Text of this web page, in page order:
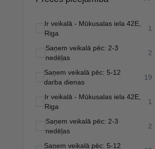
Ir veikalā - Mūkusalas iela 42E,
Riga
1
Saņem veikalā pēc: 2-3
nedēļas
2
Saņem veikalā pēc: 5-12
darba dienas
19
Ir veikalā - Mūkusalas iela 42E,
Riga
1
Saņem veikalā pēc: 2-3
nedēļas
2
Saņem veikalā pēc: 5-12